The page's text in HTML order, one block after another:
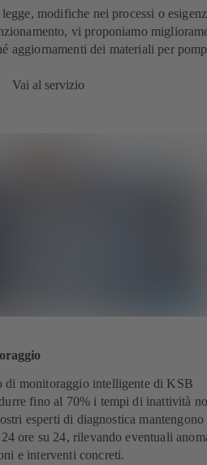
modifiche nei processi o
vi proponiamo
aggiornamenti dei materiali per
Vai al servizio
monitoraggio intelligente di KSB
fino al 70% i tempi di inattività
esperti di diagnostica mantengono
ore su 24, rilevando eventuali
e interventi concreti.